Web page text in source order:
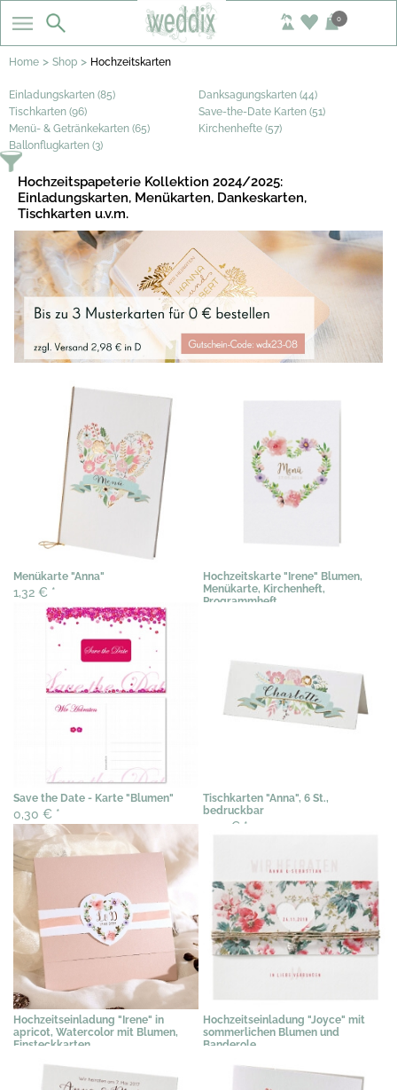
0
Home > Shop > Hochzeitskarten
Einladungskarten (85)
Danksagungskarten (44)
Tischkarten (96)
Save-the-Date Karten (51)
Menü- & Getränkekarten (65)
Kirchenhefte (57)
Ballonflugkarten (3)
Hochzeitspapeterie Kollektion 2024/2025:
Einladungskarten, Menükarten, Dankeskarten,
Tischkarten u.v.m.
Menükarte "Anna"
1,32 € *
Hochzeitskarte "Irene" Blumen,
Menükarte, Kirchenheft,
Programmheft
Save the Date - Karte "Blumen"
0,30 € *
Tischkarten "Anna", 6 St.,
bedruckbar
3,07 € *
Hochzeitseinladung "Irene" in
apricot, Watercolor mit Blumen,
Einsteckkarten
Hochzeitseinladung "Joyce" mit
sommerlichen Blumen und
Banderole